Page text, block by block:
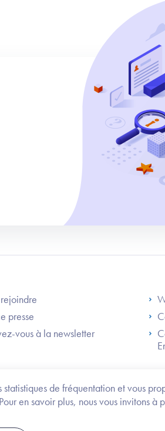
de fréquentation et vous
en savoir plus, nous vous invitons
Left ANS
presse
vous à la newsletter